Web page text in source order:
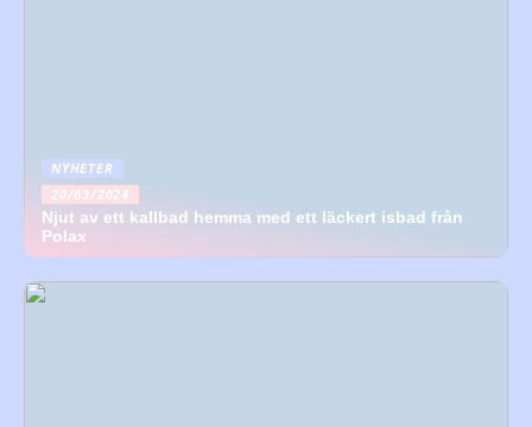
NYHETER
20/03/2024
Njut av ett kallbad hemma med ett läckert isbad från
Polax